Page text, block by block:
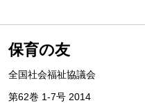
保育の友
全国社会福祉協議会
第62巻 1-7号 2014